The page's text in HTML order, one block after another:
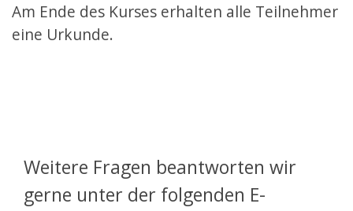
Am Ende des Kurses erhalten alle Teilnehmer
eine Urkunde.
Weitere Fragen beantworten wir
gerne unter der folgenden E-